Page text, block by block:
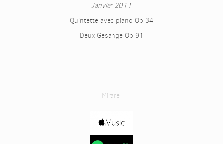
Janvier 2011
Quintette avec piano Op 34
Deux Gesange Op 91
Mirare